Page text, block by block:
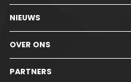
NIEUWS
OVER ONS
PARTNERS